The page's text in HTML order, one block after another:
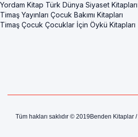
Yordam Kitap Türk Dünya Siyaset Kitapları
Timaş Yayınları Çocuk Bakımı Kitapları
Timaş Çocuk Çocuklar İçin Öykü Kitapları
Tüm hakları saklıdır © 2019Benden Kitaplar /